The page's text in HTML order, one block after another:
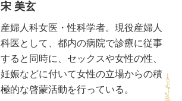
宋 美玄
産婦人科女医・性科学者。現役産婦人
科医として、都内の病院で診療に従事
すると同時に、セックスや女性の性、
妊娠などに付いて女性の立場からの積
極的な啓蒙活動を行っている。